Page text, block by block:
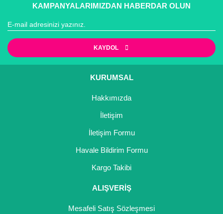
faaliyet göstermektedir.
Yorum Yaz
kullanarak tarafımıza iletebilirsiniz.
Ürün açıklamasında eksik bilgiler bulunuyor.
Bu ürüne benzer farklı alternatifler olmalı.
Gönder
KAMPANYALARIMIZDAN HABERDAR OLUN
KAYDOL
KURUMSAL
Hakkımızda
İletişim
İletişim Formu
Havale Bildirim Formu
Kargo Takibi
ALIŞVERİŞ
Mesafeli Satış Sözleşmesi